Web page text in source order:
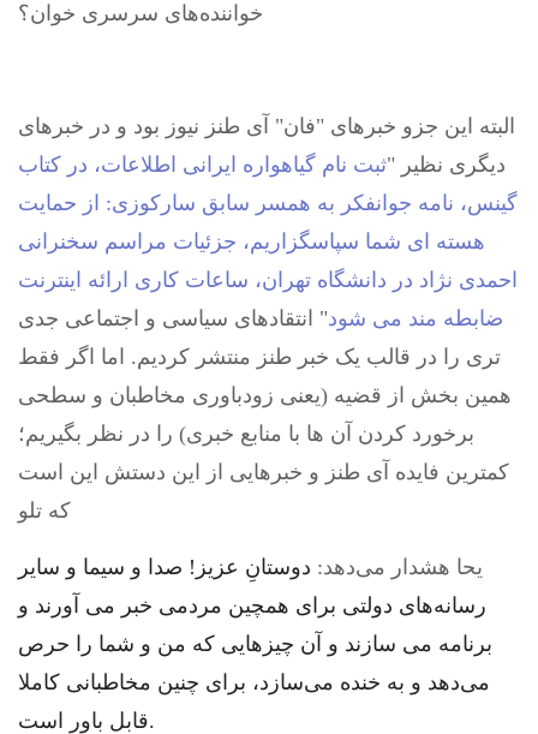
خواننده‌های سرسری خوان؟
البته این جزو خبرهای "فان" آی طنز نیوز بود و در خبرهای
دیگری نظیر "ثبت نام گیاهواره ایرانی اطلاعات، در کتاب
گینس، نامه جوانفکر به همسر سابق سارکوزی: از حمایت
هسته ای شما سپاسگزاریم، جزئیات مراسم سخنرانی
احمدی نژاد در دانشگاه تهران، ساعات کاری ارائه اینترنت
ضابطه مند می شود" انتقادهای سیاسی و اجتماعی جدی
تری را در قالب یک خبر طنز منتشر کردیم. اما اگر فقط
همین بخش از قضیه (یعنی زودباوری مخاطبان و سطحی
برخورد کردن آن ها با منابع خبری) را در نظر بگیریم؛
کمترین فایده آی طنز و خبرهایی از این دستش این است
که تلو
یحا هشدار می‌دهد: دوستانِ عزیز! صدا و سیما و سایر
رسانه‌های دولتی برای همچین مردمی خبر می آورند و
برنامه می سازند و آن چیزهایی که من و شما را حرص
می‌دهد و به خنده می‌سازد، برای چنین مخاطبانی کاملا
قابل باور است.